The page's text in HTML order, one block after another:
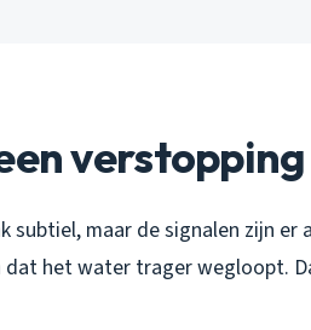
subtiel, maar de signalen zijn er
dat het water trager wegloopt.